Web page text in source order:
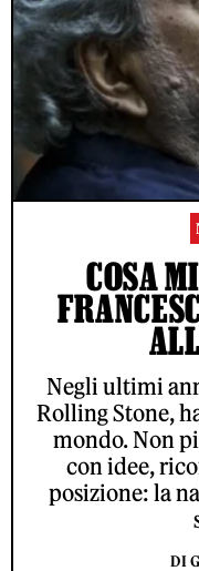
COSA
Negli ultimi
Rolling Stone,
mondo. Non
con idee,
posizione: la
DI